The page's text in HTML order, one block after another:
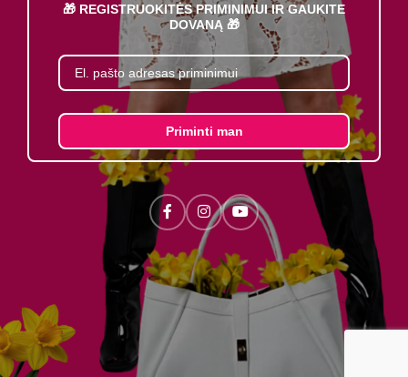
🎁 REGISTRUOKITĖS PRIMINIMUI IR GAUKITE
DOVANĄ 🎁
Priminti man